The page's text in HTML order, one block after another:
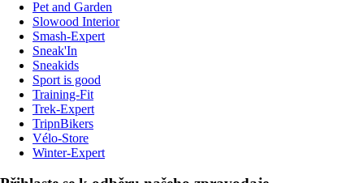
Pet and Garden
Slowood Interior
Smash-Expert
Sneak'In
Sneakids
Sport is good
Training-Fit
Trek-Expert
TripnBikers
Vélo-Store
Winter-Expert